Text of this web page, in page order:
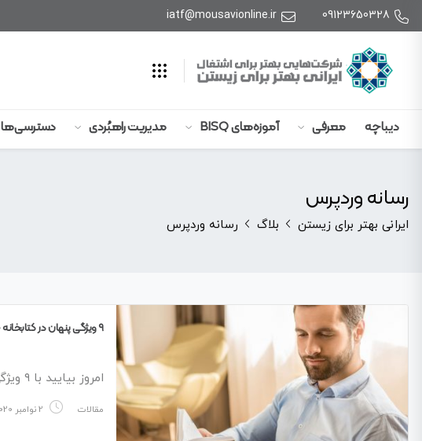
09123650328
iatf@mousavionline.ir
دیباچه معرفی آموزه‌های BISQ مدیریت راهبُردی دسترسی‌ها
رسانه وردپرس
ایرانی بهتر برای زیستن بلاگ رسانه وردپرس
۹ ویژگی پنهان در کتابخانه چند رسانه ای وردپرس
امروز بیایید با ۹ ویژگی کتابخانه چندرسانه ای…
مقالات 2 نوامبر 2020